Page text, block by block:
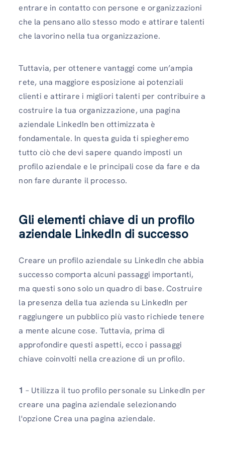
entrare in contatto con persone e organizzazioni
che la pensano allo stesso modo e attirare talenti
che lavorino nella tua organizzazione.
Tuttavia, per ottenere vantaggi come un’ampia
rete, una maggiore esposizione ai potenziali
clienti e attirare i migliori talenti per contribuire a
costruire la tua organizzazione, una pagina
aziendale LinkedIn ben ottimizzata è
fondamentale. In questa guida ti spiegheremo
tutto ciò che devi sapere quando imposti un
profilo aziendale e le principali cose da fare e da
non fare durante il processo.
Gli elementi chiave di un profilo
aziendale LinkedIn di successo
Creare un profilo aziendale su LinkedIn che abbia
successo comporta alcuni passaggi importanti,
ma questi sono solo un quadro di base. Costruire
la presenza della tua azienda su LinkedIn per
raggiungere un pubblico più vasto richiede tenere
a mente alcune cose. Tuttavia, prima di
approfondire questi aspetti, ecco i passaggi
chiave coinvolti nella creazione di un profilo.
1 – Utilizza il tuo profilo personale su LinkedIn per
creare una pagina aziendale selezionando
l'opzione Crea una pagina aziendale.